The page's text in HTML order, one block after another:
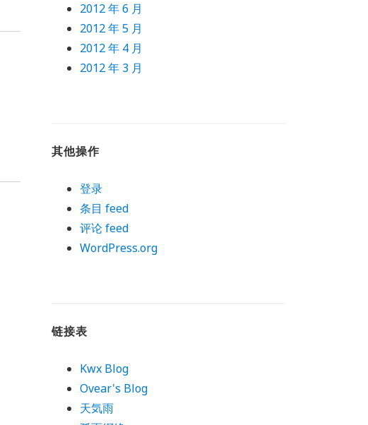
2012 年 6 月
2012 年 5 月
2012 年 4 月
2012 年 3 月
其他操作
登录
条目 feed
评论 feed
WordPress.org
链接表
Kwx Blog
Ovear's Blog
天気雨